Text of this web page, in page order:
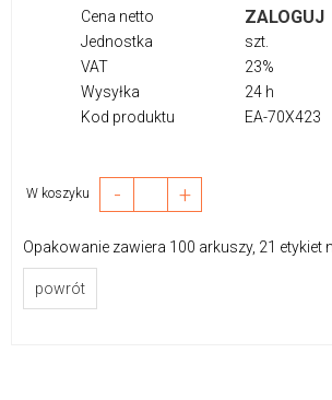
Cena netto ZALOGUJ
Jednostka
szt.
VAT
23%
Wysyłka
24 h
Kod produktu
EA-70X423
W koszyku - +
Opakowanie zawiera 100 arkuszy, 21 etykiet
powrót